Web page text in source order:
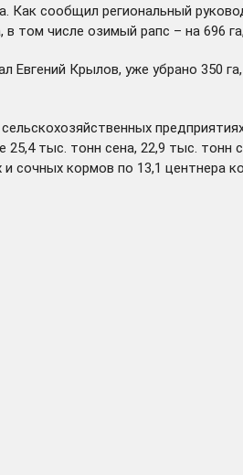
сообщил региональный
том числе озимый рапс – на 696
Евгений Крылов, уже убрано 350
25,4 тыс. тонн сена, 22,9 тыс.
сочных кормов по 13,1 центнера